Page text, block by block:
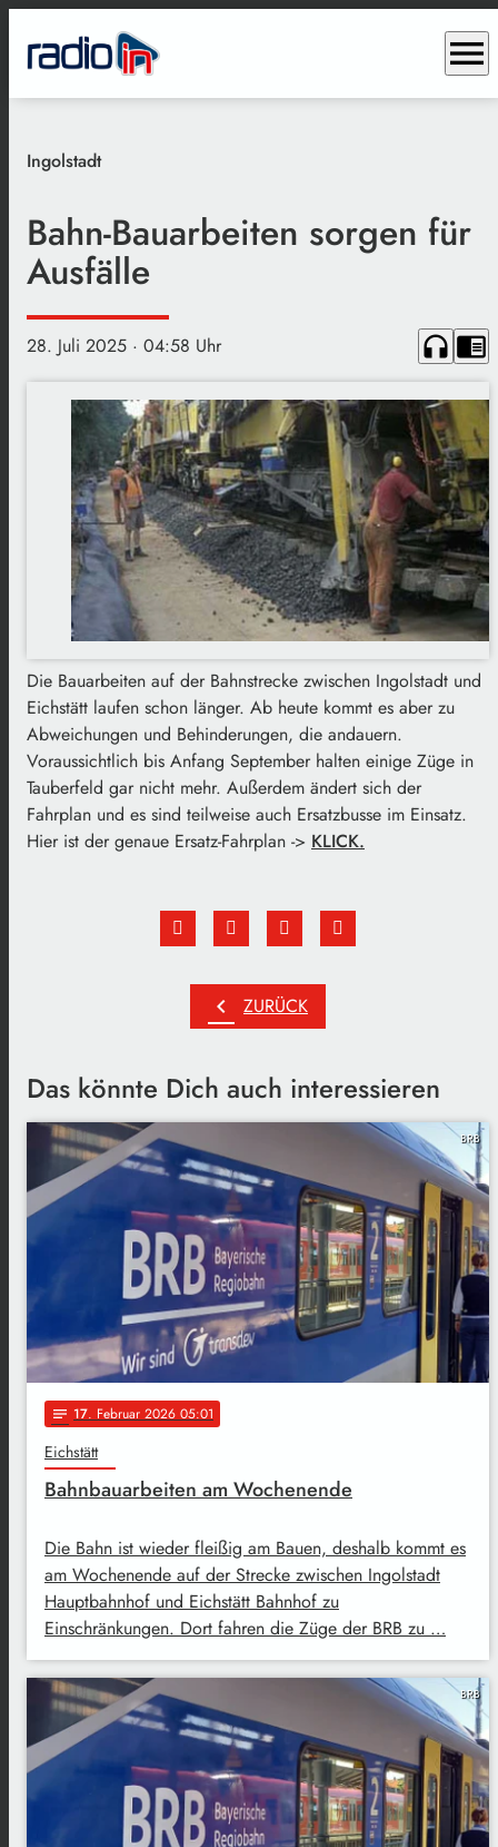
menu
Ingolstadt
Bahn-Bauarbeiten sorgen für
Ausfälle
28. Juli 2025 · 04:58 Uhr headphones chrome_reader_mode
Die Bauarbeiten auf der Bahnstrecke zwischen Ingolstadt und
Eichstätt laufen schon länger. Ab heute kommt es aber zu
Abweichungen und Behinderungen, die andauern.
Voraussichtlich bis Anfang September halten einige Züge in
Tauberfeld gar nicht mehr. Außerdem ändert sich der
Fahrplan und es sind teilweise auch Ersatzbusse im Einsatz.
Hier ist der genaue Ersatz-Fahrplan -> KLICK.
chevron_left ZURÜCK
Das könnte Dich auch interessieren
BRB
notes 17. Februar 2026 05:01
Eichstätt
Bahnbauarbeiten am Wochenende
Die Bahn ist wieder fleißig am Bauen, deshalb kommt es
am Wochenende auf der Strecke zwischen Ingolstadt
Hauptbahnhof und Eichstätt Bahnhof zu
Einschränkungen. Dort fahren die Züge der BRB zu …
BRB